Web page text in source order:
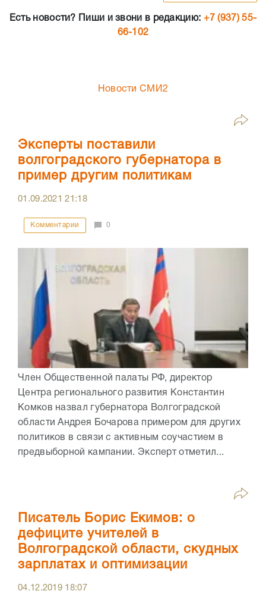
Есть новости? Пиши и звони в редакцию: +7 (937) 55-
66-102
Новости СМИ2
Эксперты поставили
волгоградского губернатора в
пример другим политикам
01.09.202121:18
Комментарии 0
Член Общественной палаты РФ, директор
Центра регионального развития Константин
Комков назвал губернатора Волгоградской
области Андрея Бочарова примером для других
политиков в связи с активным соучастием в
предвыборной кампании. Эксперт отметил...
Писатель Борис Екимов: о
дефиците учителей в
Волгоградской области, скудных
зарплатах и оптимизации
04.12.2019 18:07